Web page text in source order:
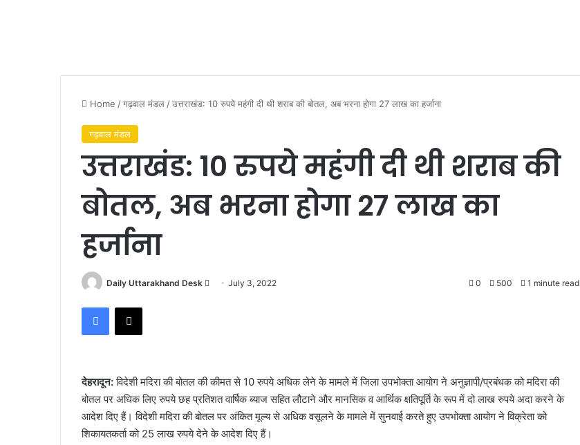
Home /गढ़वाल मंडल /उत्तराखंड: 10 रुपये महंगी दी थी शराब की बोतल, अब भरना होगा 27 लाख का हर्जाना
गढ़वाल मंडल
उत्तराखंड: 10 रुपये महंगी दी थी शराब की
बोतल, अब भरना होगा 27 लाख का
हर्जाना
Daily Uttarakhand Desk
SendJuly 3, 2022 0 500 1 minute read
Facebook
X
देहरादून:विदेशी मदिरा की बोतल की कीमत से 10 रुपये अधिक लेने के मामले में जिला उपभोक्ता आयोग ने अनुज्ञापी/प्रबंधक को मदिरा की
बोतल पर अधिक लिए रुपये छह प्रतिशत वार्षिक ब्याज सहित लौटाने और मानसिक व आर्थिक क्षतिपूर्ति के रूप में दो लाख रुपये अदा करने के
आदेश दिए हैं। विदेशी मदिरा की बोतल पर अंकित मूल्य से अधिक वसूलने के मामले में सुनवाई करते हुए उपभोक्ता आयोग ने विक्रेता को
शिकायतकर्ता को 25 लाख रुपये देने के आदेश दिए हैं।